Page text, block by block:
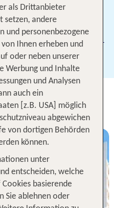
für 1
als Drittanbieter
setzen, andere
und personenbezogene
Ihnen erheben und
oder neben unserer
Werbung und Inhalte
und Analysen
auch ein
[z.B. USA] möglich
abgewichen
von dortigen Behörden
können.
unter
entscheiden, welche
basierende
Sie ablehnen oder